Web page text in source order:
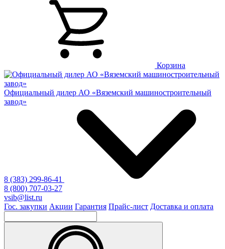
Корзина
Официальный дилер АО «Вяземский машиностроительный
завод»
8 (383) 299-86-41
8 (800) 707-03-27
vsib@list.ru
Гос. закупки Акции Гарантия Прайс-лист Доставка и оплата